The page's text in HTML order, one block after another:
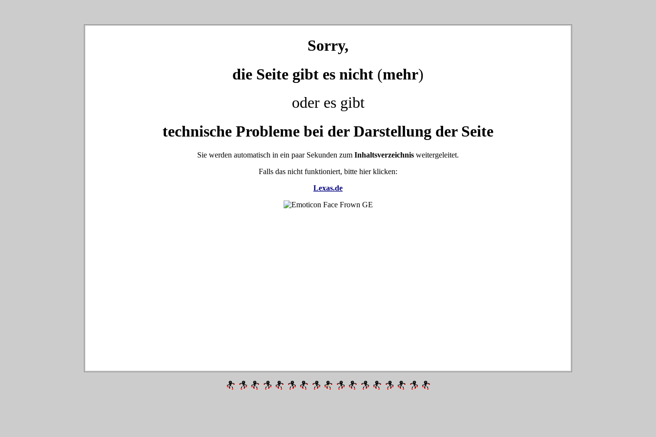
Sorry,
die Seite gibt es nicht (mehr)
oder es gibt
technische Probleme bei der Darstellung der Seite
Sie werden automatisch in ein paar Sekunden zum Inhaltsverzeichnis weitergeleitet.
Falls das nicht funktioniert, bitte hier klicken:
Lexas.de